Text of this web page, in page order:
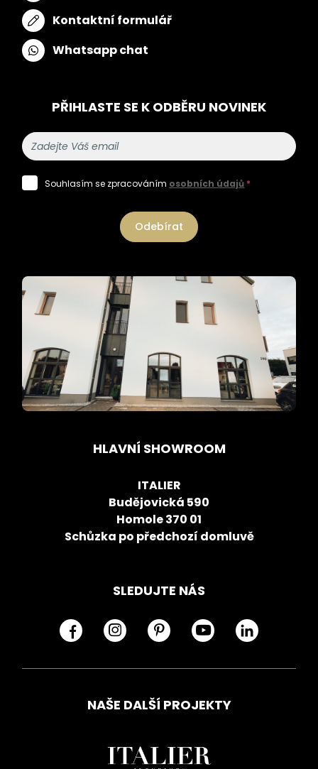
Kontaktní formulář
Whatsapp chat
PŘIHLASTE SE K ODBĚRU NOVINEK
Souhlasím se zpracováním osobních údajů *
Odebírat
HLAVNÍ SHOWROOM
ITALIER
Budějovická 590
Homole 370 01
Schůzka po předchozí domluvě
SLEDUJTE NÁS
NAŠE DALŠÍ PROJEKTY